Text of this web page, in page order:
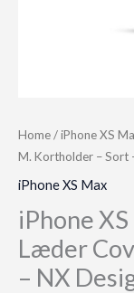
Home/iPhone XS
M. Kortholder – Sort
iPhone XS Max
iPhone
Læder
– NX